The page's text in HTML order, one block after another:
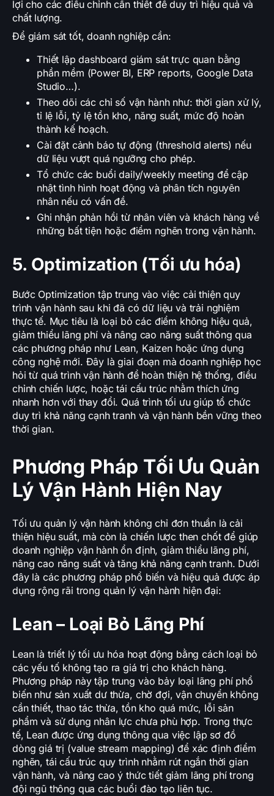
lợi cho các điều chỉnh cần thiết để duy trì hiệu quả và
chất lượng.
Để giám sát tốt, doanh nghiệp cần:
Thiết lập dashboard giám sát trực quan bằng
phần mềm (Power BI, ERP reports, Google Data
Studio…).
Theo dõi các chỉ số vận hành như: thời gian xử lý,
tỉ lệ lỗi, tỷ lệ tồn kho, năng suất, mức độ hoàn
thành kế hoạch.
Cài đặt cảnh báo tự động (threshold alerts) nếu
dữ liệu vượt quá ngưỡng cho phép.
Tổ chức các buổi daily/weekly meeting để cập
nhật tình hình hoạt động và phân tích nguyên
nhân nếu có vấn đề.
Ghi nhận phản hồi từ nhân viên và khách hàng về
những bất tiện hoặc điểm nghẽn trong vận hành.
5. Optimization (Tối ưu hóa)
Bước Optimization tập trung vào việc cải thiện quy
trình vận hành sau khi đã có dữ liệu và trải nghiệm
thực tế. Mục tiêu là loại bỏ các điểm không hiệu quả,
giảm thiểu lãng phí và nâng cao năng suất thông qua
các phương pháp như Lean, Kaizen hoặc ứng dụng
công nghệ mới. Đây là giai đoạn mà doanh nghiệp học
hỏi từ quá trình vận hành để hoàn thiện hệ thống, điều
chỉnh chiến lược, hoặc tái cấu trúc nhằm thích ứng
nhanh hơn với thay đổi. Quá trình tối ưu giúp tổ chức
duy trì khả năng cạnh tranh và vận hành bền vững theo
thời gian.
Phương Pháp Tối Ưu Quản
Lý Vận Hành Hiện Nay
Tối ưu quản lý vận hành không chỉ đơn thuần là cải
thiện hiệu suất, mà còn là chiến lược then chốt để giúp
doanh nghiệp vận hành ổn định, giảm thiểu lãng phí,
nâng cao năng suất và tăng khả năng cạnh tranh. Dưới
đây là các phương pháp phổ biến và hiệu quả được áp
dụng rộng rãi trong quản lý vận hành hiện đại:
Lean – Loại Bỏ Lãng Phí
Lean là triết lý tối ưu hóa hoạt động bằng cách loại bỏ
các yếu tố không tạo ra giá trị cho khách hàng.
Phương pháp này tập trung vào bảy loại lãng phí phổ
biến như sản xuất dư thừa, chờ đợi, vận chuyển không
cần thiết, thao tác thừa, tồn kho quá mức, lỗi sản
phẩm và sử dụng nhân lực chưa phù hợp. Trong thực
tế, Lean được ứng dụng thông qua việc lập sơ đồ
dòng giá trị (value stream mapping) để xác định điểm
nghẽn, tái cấu trúc quy trình nhằm rút ngắn thời gian
vận hành, và nâng cao ý thức tiết giảm lãng phí trong
đội ngũ thông qua các buổi đào tạo liên tục.